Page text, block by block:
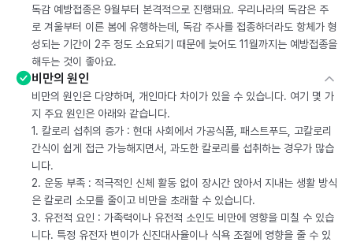
독감 예방접종은 9월부터 본격적으로 진행돼요. 우리나라의 독감은 주
로 겨울부터 이른 봄에 유행하는데, 독감 주사를 접종하더라도 항체가 형
성되는 기간이 2주 정도 소요되기 때문에 늦어도 11월까지는 예방접종을
해두는 것이 좋아요.
비만의 원인
비만의 원인은 다양하며, 개인마다 차이가 있을 수 있습니다. 여기 몇 가
지 주요 원인은 아래와 같습니다.
1. 칼로리 섭취의 증가 : 현대 사회에서 가공식품, 패스트푸드, 고칼로리
간식이 쉽게 접근 가능해지면서, 과도한 칼로리를 섭취하는 경우가 많습
니다.
2. 운동 부족 : 적극적인 신체 활동 없이 장시간 앉아서 지내는 생활 방식
은 칼로리 소모를 줄이고 비만을 초래할 수 있습니다.
3. 유전적 요인 : 가족력이나 유전적 소인도 비만에 영향을 미칠 수 있습
니다. 특정 유전자 변이가 신진대사율이나 식욕 조절에 영향을 줄 수 있